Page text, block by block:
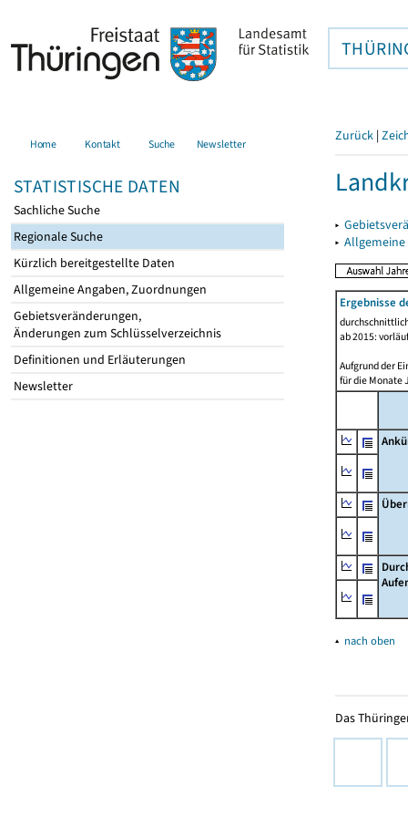
Home Kontakt Suche Newsletter
STATISTISCHE DATEN
Sachliche Suche
Regionale Suche
Kürzlich bereitgestellte Daten
Allgemeine Angaben, Zuordnungen
Gebietsveränderungen,
Änderungen zum Schlüsselverzeichnis
Definitionen und Erläuterungen
Newsletter
Zurück |
▸
▸
Ergebnisse
ab 2015:
Aufgrund der
für die Monate
▴ nach oben
Das